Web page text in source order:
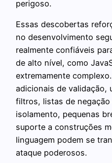
perigoso.
Essas descobertas
no desenvolvimento
realmente confiáveis
de alto nível, como
extremamente
adicionais de validação,
filtros, listas de
isolamento, pequenas
suporte a construções
linguagem podem se
ataque poderosos.